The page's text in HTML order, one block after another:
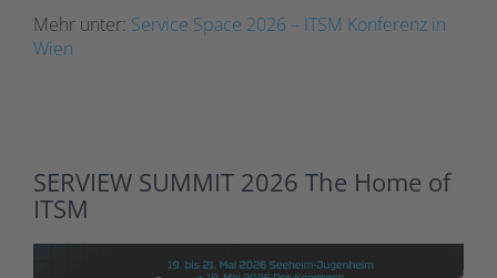
Mehr unter: Service Space 2026 – ITSM Konferenz in
Wien
SERVIEW SUMMIT 2026 The Home of
ITSM